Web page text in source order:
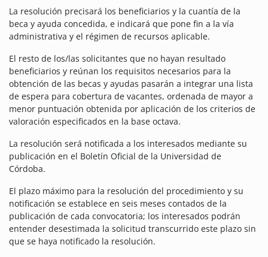
La resolución precisará los beneficiarios y la cuantía de la
beca y ayuda concedida, e indicará que pone fin a la vía
administrativa y el régimen de recursos aplicable.
El resto de los/las solicitantes que no hayan resultado
beneficiarios y reúnan los requisitos necesarios para la
obtención de las becas y ayudas pasarán a integrar una lista
de espera para cobertura de vacantes, ordenada de mayor a
menor puntuación obtenida por aplicación de los criterios de
valoración especificados en la base octava.
La resolución será notificada a los interesados mediante su
publicación en el Boletín Oficial de la Universidad de
Córdoba.
El plazo máximo para la resolución del procedimiento y su
notificación se establece en seis meses contados de la
publicación de cada convocatoria; los interesados podrán
entender desestimada la solicitud transcurrido este plazo sin
que se haya notificado la resolución.